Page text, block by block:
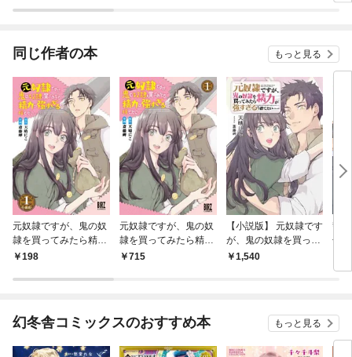
同じ作者の本 もっと見る
元奴隷ですが、鬼の奴
隷を買ってみたら精力
が強すぎるので捨てた
198
元奴隷ですが、鬼の奴
隷を買ってみたら精力
が強すぎるので捨てた
715
【小説版】 元奴隷です
が、鬼の奴隷を買って
みたら精力が強すぎる
1,540
警
子
幻冬舎コミックスのおすすめ本 もっと見る